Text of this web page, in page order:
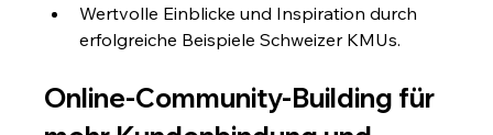
Wertvolle Einblicke und Inspiration durch
erfolgreiche Beispiele Schweizer KMUs.
Online-Community-Building für